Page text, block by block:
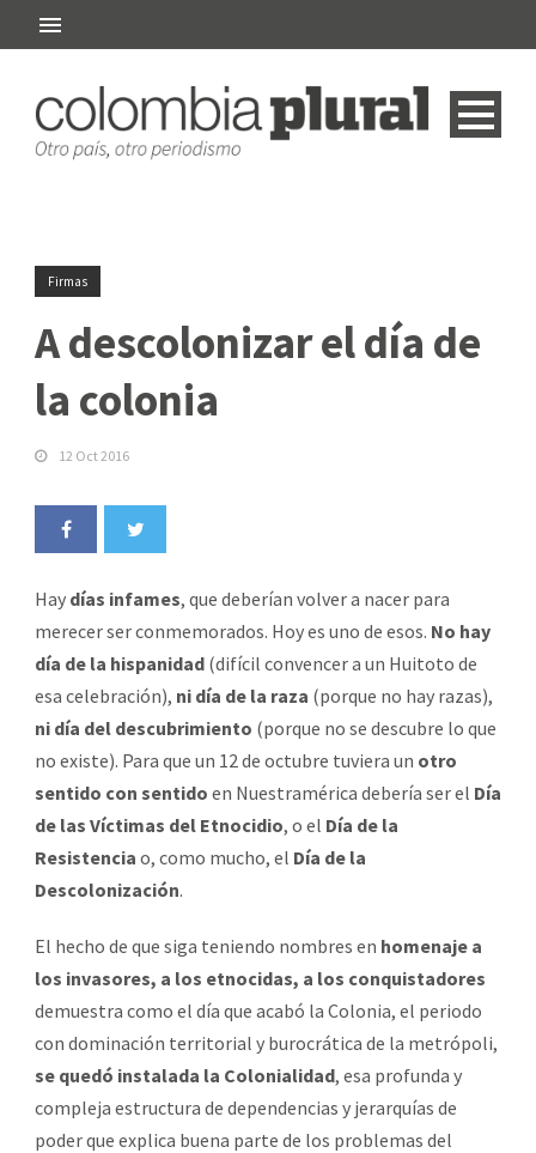
Firmas
A descolonizar el día de
la colonia
12 Oct 2016
Hay días infames, que deberían volver a nacer para
merecer ser conmemorados. Hoy es uno de esos. No hay
día de la hispanidad (difícil convencer a un Huitoto de
esa celebración), ni día de la raza (porque no hay razas),
ni día del descubrimiento (porque no se descubre lo que
no existe). Para que un 12 de octubre tuviera un otro
sentido con sentido en Nuestramérica debería ser el Día
de las Víctimas del Etnocidio, o el Día de la
Resistencia o, como mucho, el Día de la
Descolonización.
El hecho de que siga teniendo nombres en homenaje a
los invasores, a los etnocidas, a los conquistadores
demuestra como el día que acabó la Colonia, el periodo
con dominación territorial y burocrática de la metrópoli,
se quedó instalada la Colonialidad, esa profunda y
compleja estructura de dependencias y jerarquías de
poder que explica buena parte de los problemas del